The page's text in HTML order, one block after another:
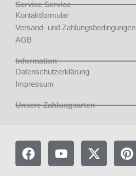
Service Service
Kontaktformular
Versand- und Zahlungsbedingungen
AGB
Information
Datenschutzerklärung
Impressum
Unsere Zahlungsarten
F
a
Y
o
X
-
P
i